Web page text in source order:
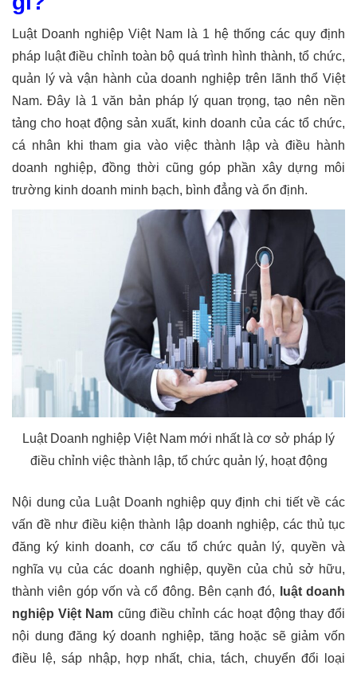
Luật Doanh nghiệp Việt Nam là 1 hệ thống các quy định
pháp luật điều chỉnh toàn bộ quá trình hình thành, tổ chức,
quản lý và vận hành của doanh nghiệp trên lãnh thổ Việt
Nam. Đây là 1 văn bản pháp lý quan trọng, tạo nên nền
tảng cho hoạt động sản xuất, kinh doanh của các tổ chức,
cá nhân khi tham gia vào việc thành lập và điều hành
doanh nghiệp, đồng thời cũng góp phần xây dựng môi
trường kinh doanh minh bạch, bình đẳng và ổn định.
Luật Doanh nghiệp Việt Nam mới nhất là cơ sở pháp lý
điều chỉnh việc thành lập, tổ chức quản lý, hoạt động
Nội dung của Luật Doanh nghiệp quy định chi tiết về các
vấn đề như điều kiện thành lập doanh nghiệp, các thủ tục
đăng ký kinh doanh, cơ cấu tổ chức quản lý, quyền và
nghĩa vụ của các doanh nghiệp, quyền của chủ sở hữu,
thành viên góp vốn và cổ đông. Bên cạnh đó,
luật doanh
nghiệp Việt Nam cũng điều chỉnh các hoạt động thay đổi
nội dung đăng ký doanh nghiệp, tăng hoặc sẽ giảm vốn
điều lệ, sáp nhập, hợp nhất, chia, tách, chuyển đổi loại